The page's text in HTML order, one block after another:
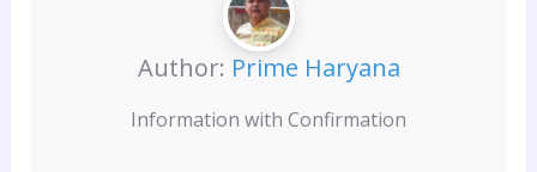
Author: Prime Haryana
Information with Confirmation